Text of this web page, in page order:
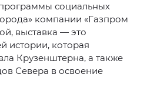
социальных
компании «Газпром
выставка — это
истории, которая
Крузенштерна, а также
Севера в освоение